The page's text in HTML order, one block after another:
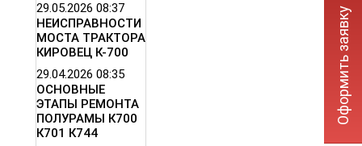
29.05.2026 08:37
НЕИСПРАВНОСТИ
МОСТА ТРАКТОРА
КИРОВЕЦ К-700
29.04.2026 08:35
ОСНОВНЫЕ
ЭТАПЫ РЕМОНТА
ПОЛУРАМЫ К700
К701 К744
Оформить заявку